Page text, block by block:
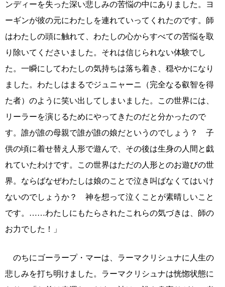
ンディーを失った深い悲しみの苦悩の中にありました。ヨ
ーギンが彼の元にわたしを連れていってくれたのです。師
はわたしの頭に触れて、わたしの心からすべての苦悩を取
り除いてくださいました。それは信じられない体験でし
た。一瞬にしてわたしの気持ちは落ち着き、穏やかになり
ました。わたしはまるでジュニャーニ（完全なる叡智を得
た者）のように笑い出してしまいました。この世界には、
リーラーを演じるためにやってきたのだと分かったので
す。誰が誰の母親で誰が誰の娘だというのでしょう？ 子
供の頃に着せ替え人形で遊んで、その後は生身の人間と戯
れていたわけです。この世界はただの人形とのお遊びの世
界。ならばなぜわたしは娘のことで泣き叫ばなくてはいけ
ないのでしょうか？ 神を想って泣くことが素晴しいこと
です。……わたしにもたらされたこれらの気づきは、師の
お力でした！」
のちにゴーラープ・マーは、ラーマクリシュナに人生の
悲しみを打ち明けました。ラーマクリシュナは恍惚状態に